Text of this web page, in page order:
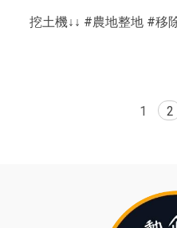
挖土機↓↓ #農地整地 #移
1 2